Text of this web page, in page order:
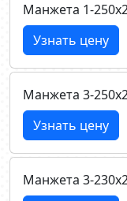
Манжета 1-
Узнать цену
Манжета 3-
Узнать цену
Манжета 3-